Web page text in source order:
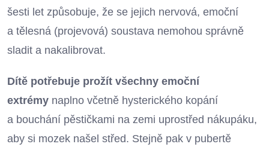
šesti let způsobuje, že se jejich nervová, emoční
a tělesná (projevová) soustava nemohou správně
sladit a nakalibrovat.
Dítě potřebuje prožít všechny emoční
extrémy naplno včetně hysterického kopání
a bouchání pěstičkami na zemi uprostřed nákupáku,
aby si mozek našel střed. Stejně pak v pubertě